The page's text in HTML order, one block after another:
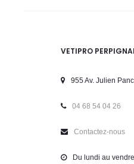
VETIPRO
955 Av. Julien
04 68 54 04 26
Contactez-nous
Du lundi au